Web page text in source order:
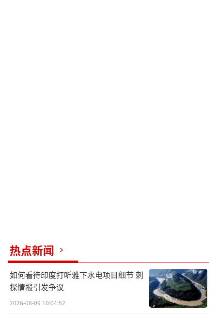
热点新闻
如何看待印度打听雅下水电项目细节 刺
探情报引发争议
2026-08-09 10:04:52